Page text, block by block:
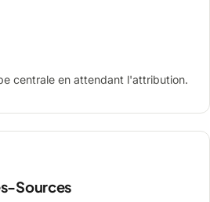
centrale en attendant l'attribution.
Sources